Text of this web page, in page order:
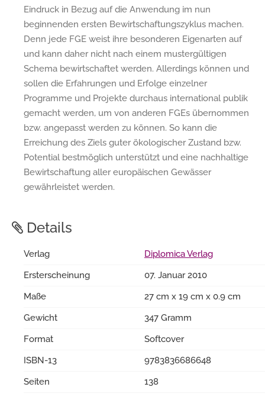
Eindruck in Bezug auf die Anwendung im nun
beginnenden ersten Bewirtschaftungszyklus machen.
Denn jede FGE weist ihre besonderen Eigenarten auf
und kann daher nicht nach einem mustergültigen
Schema bewirtschaftet werden. Allerdings können und
sollen die Erfahrungen und Erfolge einzelner
Programme und Projekte durchaus international publik
gemacht werden, um von anderen FGEs übernommen
bzw. angepasst werden zu können. So kann die
Erreichung des Ziels guter ökologischer Zustand bzw.
Potential bestmöglich unterstützt und eine nachhaltige
Bewirtschaftung aller europäischen Gewässer
gewährleistet werden.
Details
Verlag
Diplomica Verlag
Ersterscheinung
07. Januar 2010
Maße
27 cm x 19 cm x 0.9 cm
Gewicht
347 Gramm
Format
Softcover
ISBN-13
9783836686648
Seiten
138